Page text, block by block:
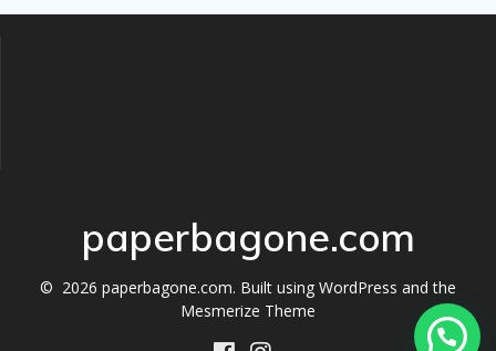
paperbagone.com
© 2026 paperbagone.com. Built using WordPress and the
Mesmerize Theme